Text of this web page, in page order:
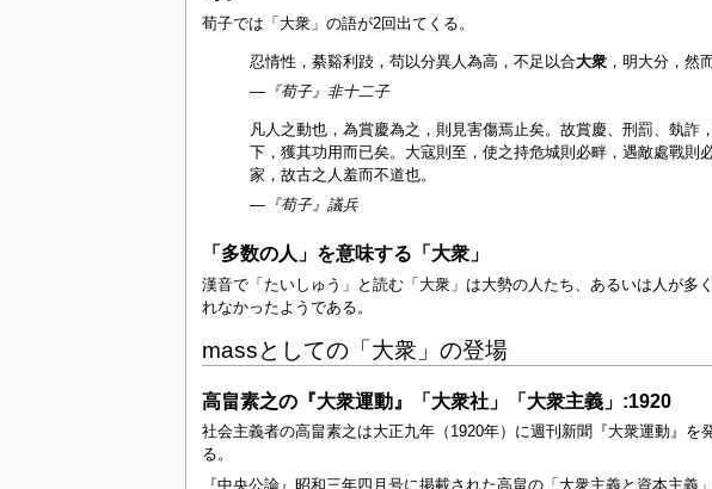
荀子では「大衆」の語が2回出てくる。
忍情性，綦谿利跂，苟以分異人為高，不足以合大衆，明大分，然
—『荀子』非十二子
凡人之動也，為賞慶為之，則見害傷焉止矣。故賞慶、刑罰、埶
下，獲其功用而已矣。大寇則至，使之持危城則必畔，遇敵處戰
家，故古之人羞而不道也。
—『荀子』議兵
「多数の人」を意味する「大衆」
漢音で「たいしゅう」と読む「大衆」は大勢の人たち、あるいは人が
れなかったようである。
massとしての「大衆」の登場
高畠素之の『大衆運動』「大衆社」「大衆主義」:1920
社会主義者の高畠素之は大正九年（1920年）に週刊新聞『大衆運動』
る。
『中央公論』昭和三年四月号に掲載された高畠の「大衆主義と資本主義